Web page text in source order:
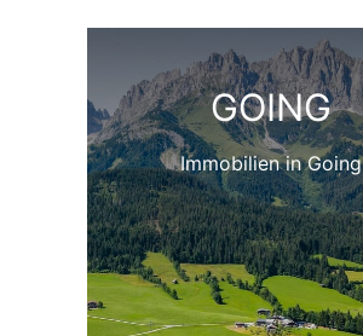
GOING
Immobilien in Going